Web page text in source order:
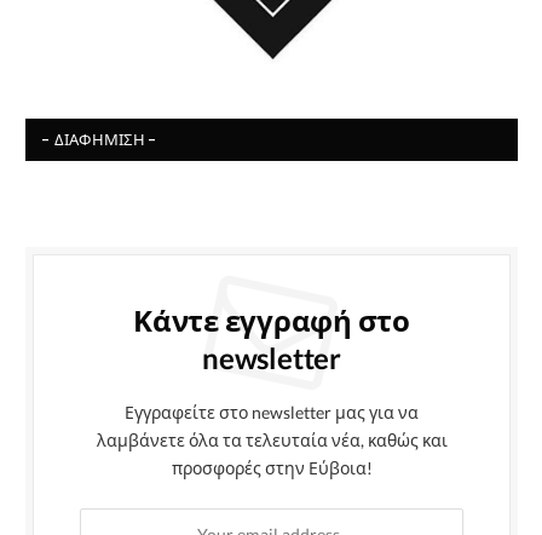
- ΔΙΑΦΉΜΙΣΗ -
Κάντε εγγραφή στο
newsletter
Εγγραφείτε στο newsletter μας για να
λαμβάνετε όλα τα τελευταία νέα, καθώς και
προσφορές στην Εύβοια!